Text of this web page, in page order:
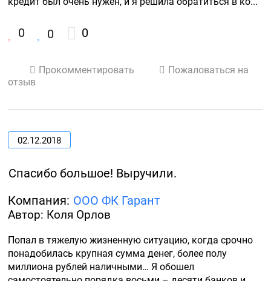
0 0 0
Прокомментировать
Пожаловаться на
отзыв
02.12.2018
Спасибо большое! Выручили.
Компания: ООО ФК Гарант
Автор: Коля Орлов
Попал в тяжелую жизненную ситуацию, когда срочно
понадобилась крупная сумма денег, более полу
миллиона рублей наличными… Я обошел